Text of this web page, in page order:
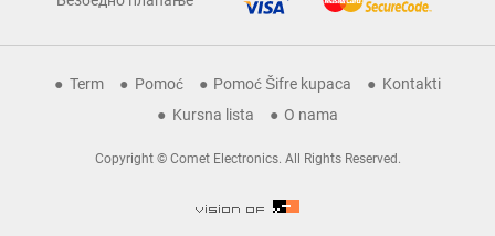
Term Pomoć Pomoć Šifre kupaca
Kontakti
Kursna lista
O nama
Copyright © Comet Electronics. All Rights Reserved.